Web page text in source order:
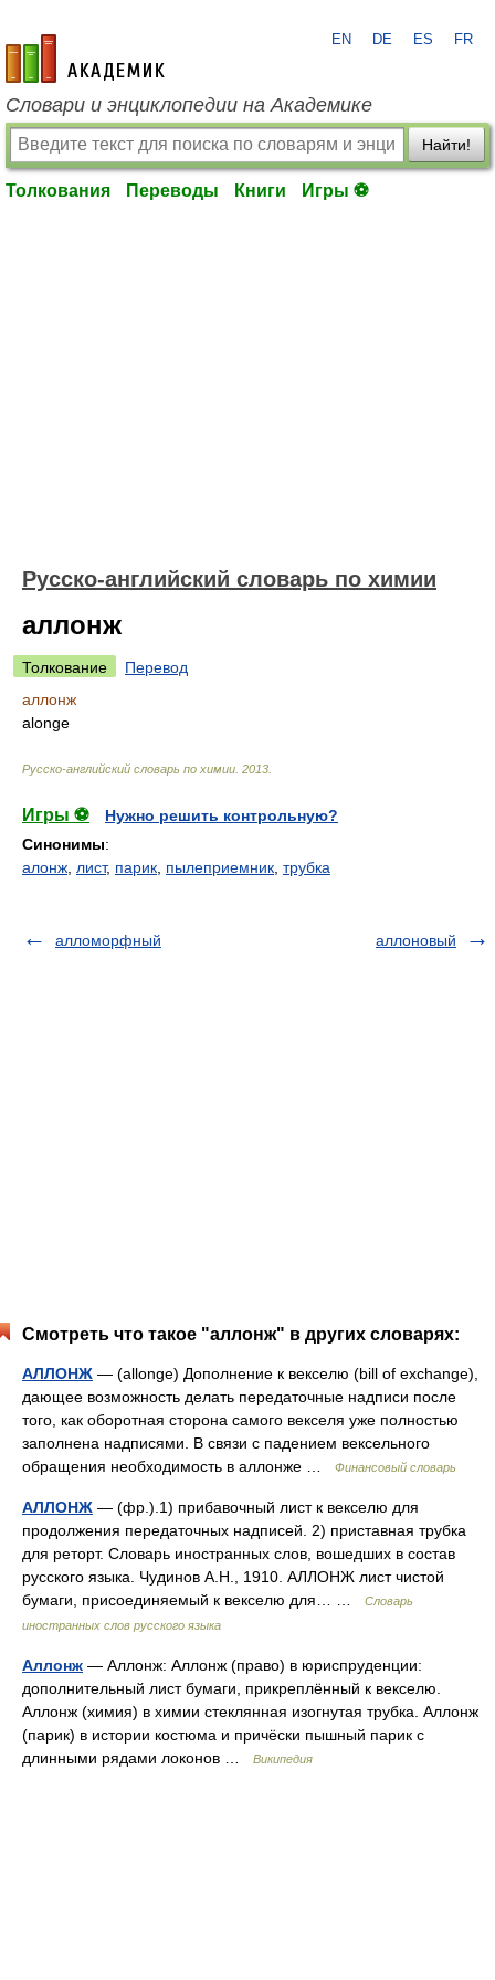
academic.ru
EN DE ES FR
Словари и энциклопедии на Академике
Найти!
Толкования Переводы Книги Игры ⚽
Русско-английский словарь по химии
аллонж
Толкование
Перевод
аллонж
alonge
Русско-английский словарь по химии 2013
Игры ⚽
Нужно решить контрольную?
Синонимы:
алонж лист, парик пылеприемник трубка
алломорфный аллоновый
Смотреть что такое "аллонж" в других словарях:
АЛЛОНЖ — (allonge) Дополнение к векселю (bill of exchange),
дающее возможность делать передаточные надписи после
того, как оборотная сторона самого векселя уже полностью
заполнена надписями. В связи с падением вексельного
обращения необходимость в аллонже …
Финансовый словарь
АЛЛОНЖ — (фр.).1) прибавочный лист к векселю для
продолжения передаточных надписей. 2) приставная трубка
для реторт. Словарь иностранных слов, вошедших в состав
русского языка. Чудинов А.Н., 1910. АЛЛОНЖ лист чистой
бумаги, присоединяемый к векселю для… …
Словарь
иностранных слов русского языка
Аллонж — Аллонж: Аллонж (право) в юриспруденции:
дополнительный лист бумаги, прикреплённый к векселю.
Аллонж (химия) в химии стеклянная изогнутая трубка. Аллонж
(парик) в истории костюма и причёски пышный парик с
длинными рядами локонов …
Википедия